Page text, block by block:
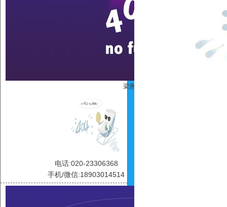
梁惠玲
电话:020-23306368
手机/微信:18903014514